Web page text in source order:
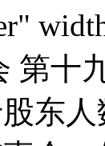
第十
东